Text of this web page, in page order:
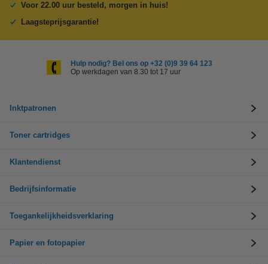
Voor 22.00 uur besteld, morgen in huis!
Laagsteprijsgarantie!
Hulp nodig? Bel ons op +32 (0)9 39 64 123
Op werkdagen van 8.30 tot 17 uur
Inktpatronen
Toner cartridges
Klantendienst
Bedrijfsinformatie
Toegankelijkheidsverklaring
Papier en fotopapier